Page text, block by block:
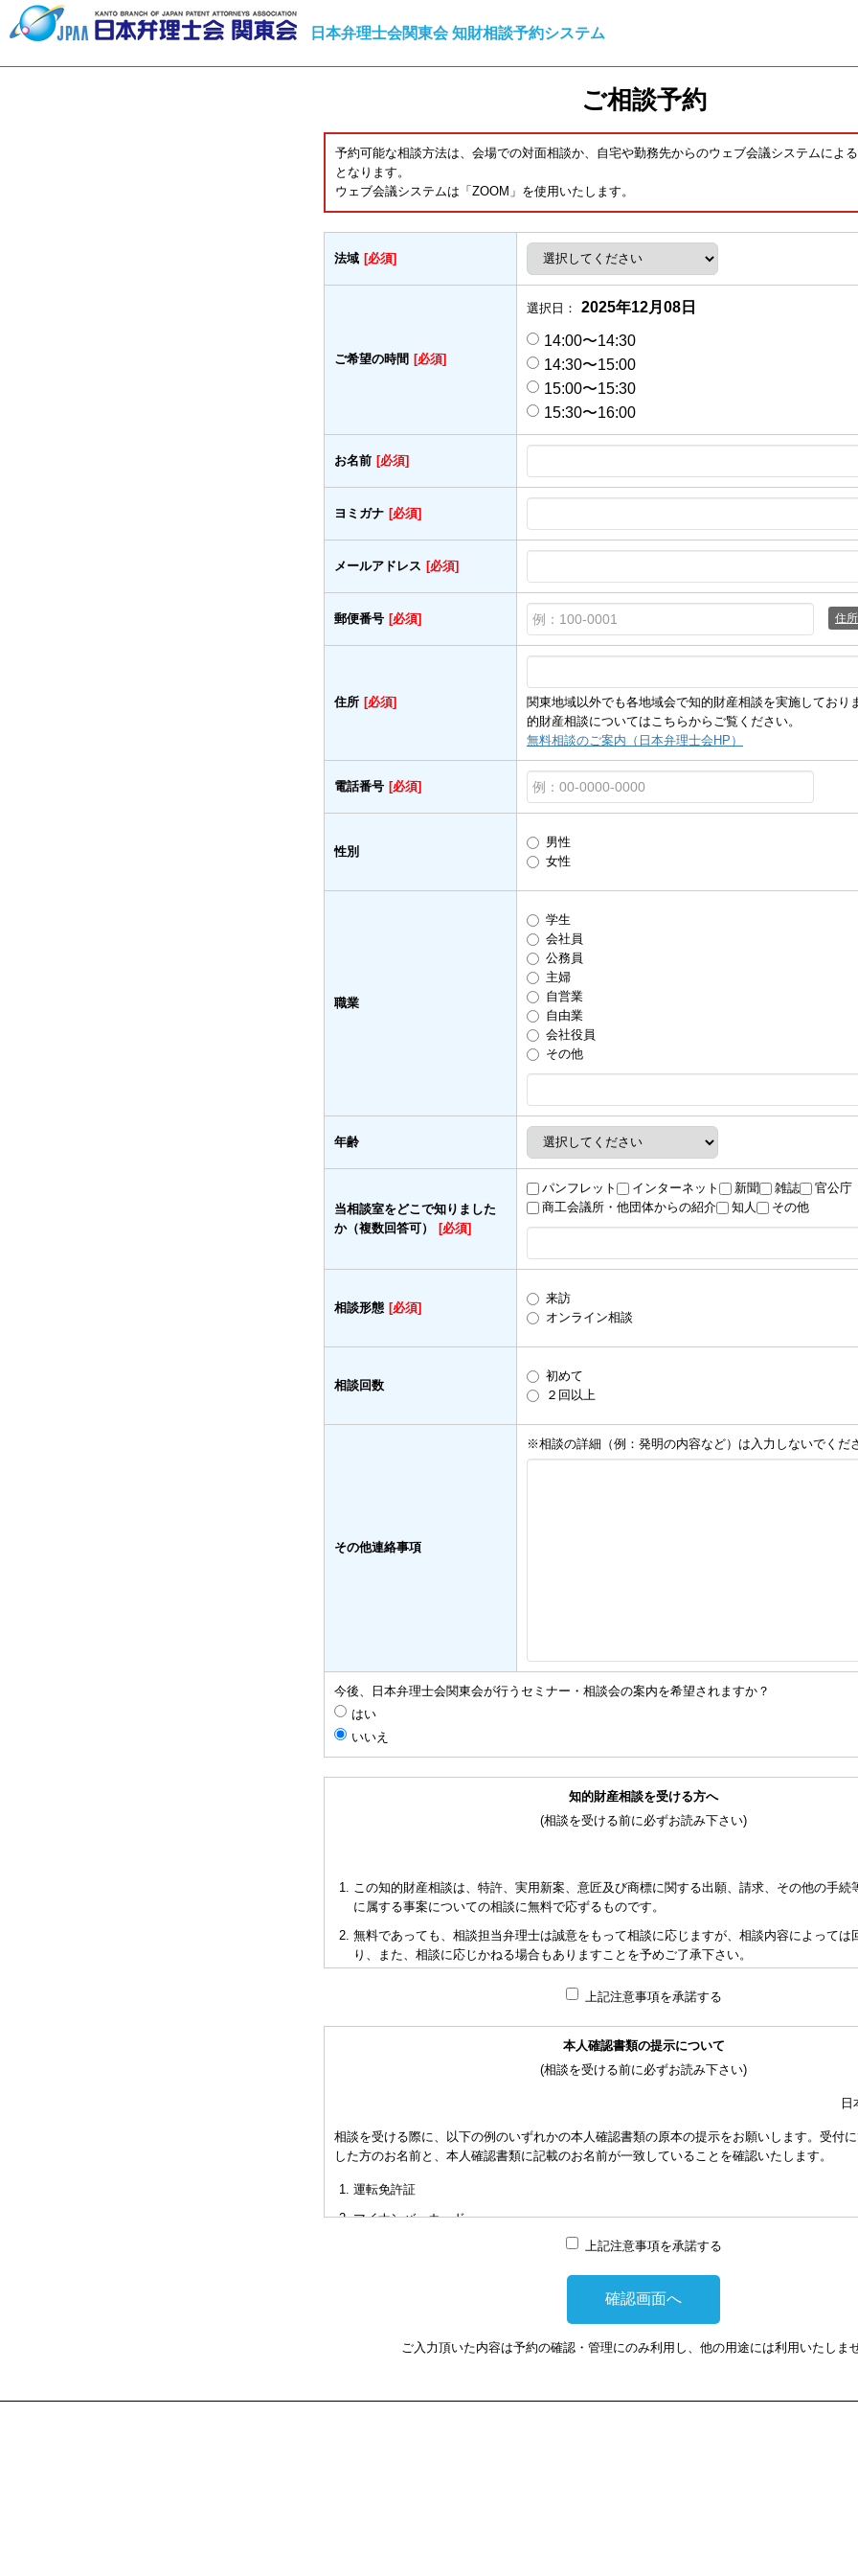
日本弁理士会関東会 知財相談予約システム
ご相談予約
予約可能な相談方法は、会場での対面相談か、自宅や勤務先からのウェブ会議システムによ
となります。
ウェブ会議システムは「ZOOM」を使用いたします。
法域 [必須]
ご希望の時間 [必須]
選択日： 2025年12月08日
14:00〜14:30
14:30〜15:00
15:00〜15:30
15:30〜16:00
お名前 [必須]
ヨミガナ [必須]
メールアドレス [必須]
郵便番号 [必須] 住
住所 [必須]
関東地域以外でも各地域会で知的財産相談を実施しており
的財産相談についてはこちらからご覧ください。
無料相談のご案内（日本弁理士会HP）
電話番号 [必須]
性別
男性
女性
職業
学生
会社員
公務員
主婦
自営業
自由業
会社役員
その他
年齢
当相談室をどこで知りました
か（複数回答可）
[必須]
パンフレット インターネット 新聞 雑誌
官公庁
商工会議所・他団体からの紹介
知人 その他
相談形態 [必須]
来訪
オンライン相談
相談回数
初めて
２回以上
その他連絡事項
※相談の詳細（例：発明の内容など）は入力しないでくだ
今後、日本弁理士会関東会が行うセミナー・相談会の案内を希望されますか？
はい
いいえ
知的財産相談を受ける方へ
(相談を受ける前に必ずお読み下さい)
この知的財産相談は、特許、実用新案、意匠及び商標に関する出願、請求、その他の手続
に属する事案についての相談に無料で応ずるものです。
無料であっても、相談担当弁理士は誠意をもって相談に応じますが、相談内容によっては
り、また、相談に応じかねる場合もありますことを予めご了承下さい。
も当会も法的責任を負うものではないことを予めご了承下さい。
多くの相談に応ずるため、相談時間には限度がありますことをご承知おき下さい。（原則
お申し出により、相談担当弁理士に対して調査、出願等の相談事案を依頼された場合には
として有料となります。また、その場合は、依頼者と弁理士個人との関係となり、当会は
弁理士の報酬額は、当事者の合意によります。金額は、事件の難易度によって、また、特
異なりますので、詳細は特許事務所にお尋ね下さい。
た不利益または損害に対して、当会は、一切の責任を負い兼ねます。この点あらかじめご
上記注意事項を承諾する
本人確認書類の提示について
(相談を受ける前に必ずお読み下さい)
日
相談を受ける際に、以下の例のいずれかの本人確認書類の原本の提示をお願いします。受付
した方のお名前と、本人確認書類に記載のお名前が一致していることを確認いたします。
運転免許証
マイナンバーカード
本人確認書類を提示頂けない場合は、相談を受けることができません。
上記注意事項を承諾する
ご入力頂いた内容は予約の確認・管理にのみ利用し、他の用途には利用いたしま